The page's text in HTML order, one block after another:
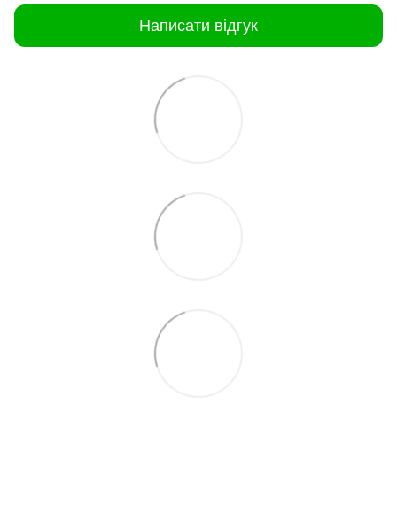
Написати відгук